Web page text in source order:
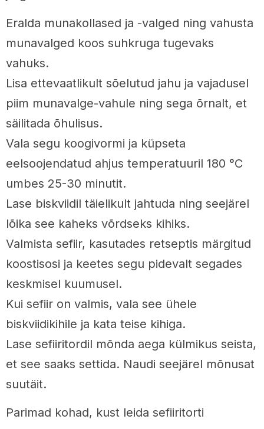
Eralda munakollased ja -valged ning vahusta
munavalged koos suhkruga tugevaks
vahuks.
Lisa ettevaatlikult sõelutud jahu ja vajadusel
piim munavalge-vahule ning sega õrnalt, et
säilitada õhulisus.
Vala segu koogivormi ja küpseta
eelsoojendatud ahjus temperatuuril 180 °C
umbes 25-30 minutit.
Lase biskviidil täielikult jahtuda ning seejärel
lõika see kaheks võrdseks kihiks.
Valmista sefiir, kasutades retseptis märgitud
koostisosi ja keetes segu pidevalt segades
keskmisel kuumusel.
Kui sefiir on valmis, vala see ühele
biskviidikihile ja kata teise kihiga.
Lase sefiiritordil mõnda aega külmikus seista,
et see saaks settida. Naudi seejärel mõnusat
suutäit.
Parimad kohad, kust leida sefiiritorti